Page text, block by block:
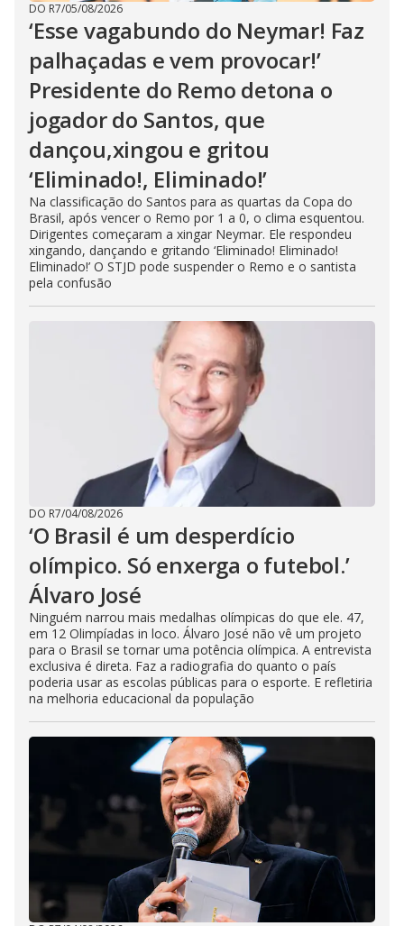
DO R7/05/08/2026
‘Esse vagabundo do Neymar! Faz
palhaçadas e vem provocar!’
Presidente do Remo detona o
jogador do Santos, que
dançou,xingou e gritou
‘Eliminado!, Eliminado!’
Na classificação do Santos para as quartas da Copa do
Brasil, após vencer o Remo por 1 a 0, o clima esquentou.
Dirigentes começaram a xingar Neymar. Ele respondeu
xingando, dançando e gritando ‘Eliminado! Eliminado!
Eliminado!’ O STJD pode suspender o Remo e o santista
pela confusão
DO R7/04/08/2026
‘O Brasil é um desperdício
olímpico. Só enxerga o futebol.’
Álvaro José
Ninguém narrou mais medalhas olímpicas do que ele. 47,
em 12 Olimpíadas in loco. Álvaro José não vê um projeto
para o Brasil se tornar uma potência olímpica. A entrevista
exclusiva é direta. Faz a radiografia do quanto o país
poderia usar as escolas públicas para o esporte. E refletiria
na melhoria educacional da população